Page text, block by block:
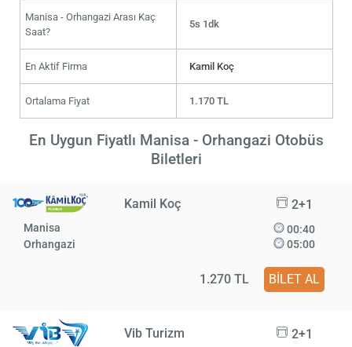
Manisa - Orhangazi Arası Kaç
Saat?
5s 1dk
En Aktif Firma Kamil Koç
Ortalama Fiyat 1.170 TL
En Uygun Fiyatlı Manisa - Orhangazi Otobüs
Biletleri
Kamil Koç 2+1
Manisa
Orhangazi
00:40
05:00
1.270 TL BİLET AL
Vib Turizm 2+1